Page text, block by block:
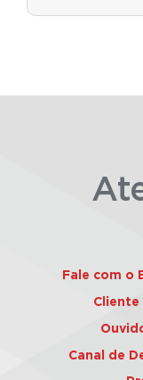
Fale com o
Cliente
Canal de